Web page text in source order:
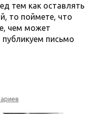
тем как оставлять
то поймете, что
чем может
письмо